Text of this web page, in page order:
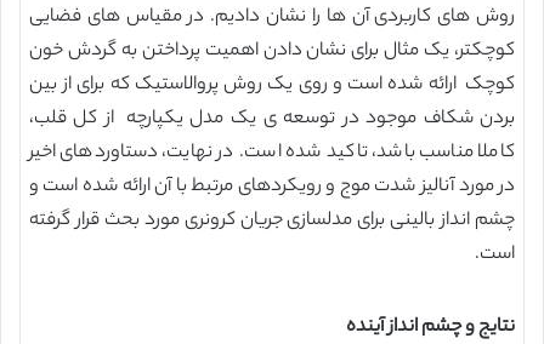
روش های کاربردی آن ها را نشان دادیم. در مقیاس های فضایی
کوچکتر، یک مثال برای نشان دادن اهمیت پرداختن به گردش خون
کوچک ارائه شده است و روی یک روش پروالاستیک که برای از بین
بردن شکاف موجود در توسعه ی یک مدل یکپارچه از کل قلب،
کاملا مناسب باشد، تاکید شده است. در نهایت، دستاوردهای اخیر
در مورد آنالیز شدت موج و رویکردهای مرتبط با آن ارائه شده است و
چشم انداز بالینی برای مدلسازی جریان کرونری مورد بحث قرار گرفته
است.
نتایج و چشم انداز آینده